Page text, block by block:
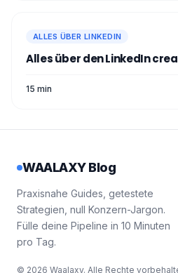
ALLES ÜBER LINKEDIN
Alles über den LinkedIn
15 min
WAALAXY Blog
Praxisnahe Guides, getestete
Strategien, null Konzern-Jargon.
Fülle deine Pipeline in 10 Minuten
pro Tag.
© 2026 Waalaxy. Alle Rechte